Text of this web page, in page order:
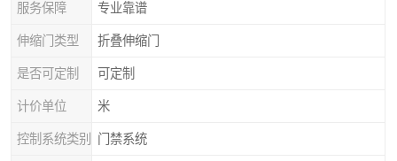
服务保障 专业靠谱
伸缩门类型 折叠伸缩门
是否可定制 可定制
计价单位 米
控制系统类别 门禁系统